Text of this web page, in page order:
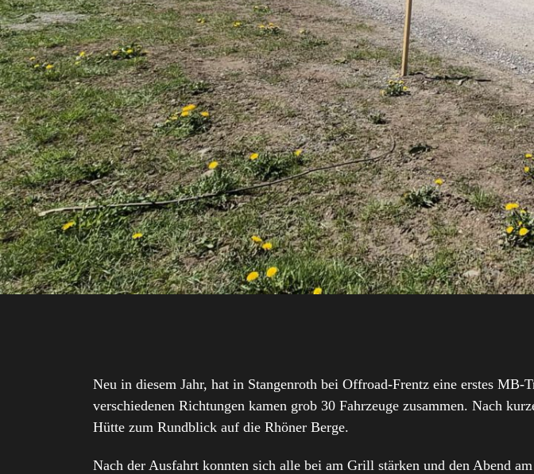
Neu in diesem Jahr, hat in Stangenroth bei Offroad-Frentz eine erstes
verschiedenen Richtungen kamen grob 30 Fahrzeuge zusammen. Nach
Hütte zum Rundblick auf die Rhöner Berge.
Nach der Ausfahrt konnten sich alle bei am Grill stärken und den Abend